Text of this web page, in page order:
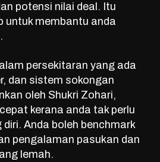
potensi nilai deal. Itu
untuk membantu anda
persekitaran yang ada
dan sistem sokongan
oleh Shukri Zohari,
kerana anda tak perlu
Anda boleh benchmark
pengalaman pasukan dan
lemah.